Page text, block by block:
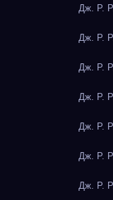
Дж. Р.
Дж. Р.
Дж. Р.
Дж. Р.
Дж. Р.
Дж. Р.
Дж. Р.